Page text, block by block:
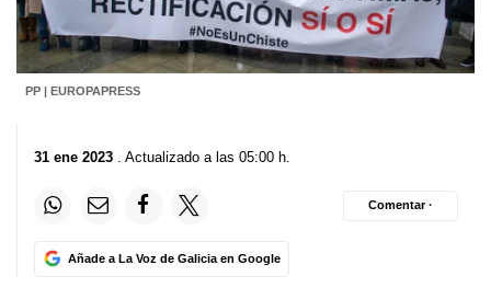
PP | EUROPAPRESS
31 ene 2023 . Actualizado a las 05:00 h.
Añade a La Voz de Galicia en Google
Comentar ·